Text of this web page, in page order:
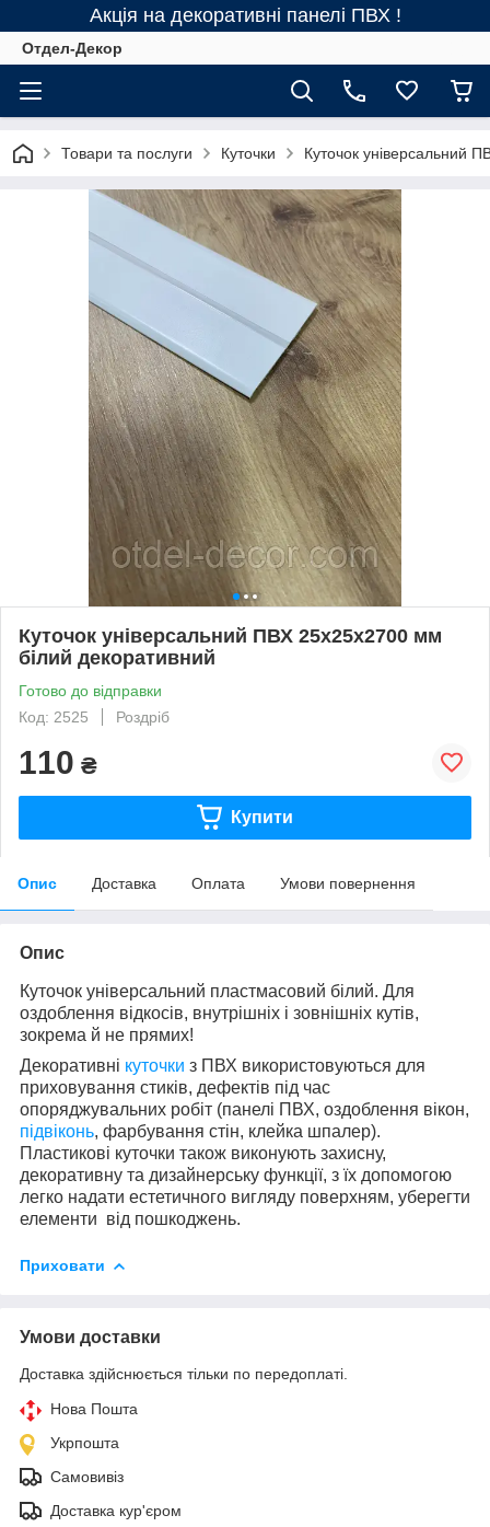
Акція на декоративні панелі ПВХ !
Отдел-Декор
Товари та послуги Куточки Куточок універсальний
Куточок універсальний ПВХ 25х25х2700 мм
білий декоративний
Готово до відправки
Код: 2525
Роздріб
110 ₴
Купити
Опис Доставка Оплата Умови повернення
Опис
Куточок універсальний пластмасовий білий. Для
оздоблення відкосів, внутрішніх і зовнішніх кутів,
зокрема й не прямих!
Декоративні куточки з ПВХ використовуються для
приховування стиків, дефектів під час
опоряджувальних робіт (панелі ПВХ, оздоблення вікон,
підвіконь, фарбування стін, клейка шпалер).
Пластикові куточки також виконують захисну,
декоративну та дизайнерську функції, з їх допомогою
легко надати естетичного вигляду поверхням, уберегти
елементи від пошкоджень.
Приховати
Умови доставки
Доставка здійснюється тільки по передоплаті.
Нова Пошта
Укрпошта
Самовивіз
Доставка кур'єром